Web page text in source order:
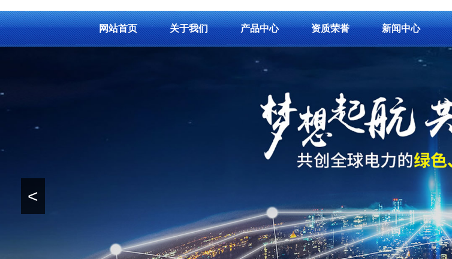
网站首页 关于我们 产品中心 资质荣誉 新闻中心
<